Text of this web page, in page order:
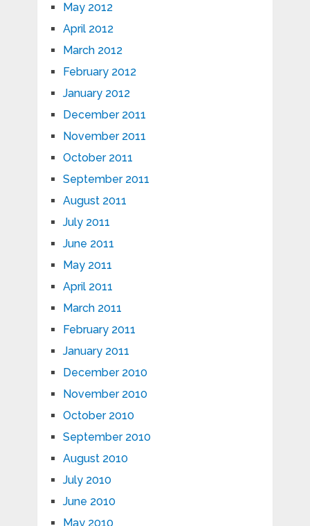
May 2012
April 2012
March 2012
February 2012
January 2012
December 2011
November 2011
October 2011
September 2011
August 2011
July 2011
June 2011
May 2011
April 2011
March 2011
February 2011
January 2011
December 2010
November 2010
October 2010
September 2010
August 2010
July 2010
June 2010
May 2010